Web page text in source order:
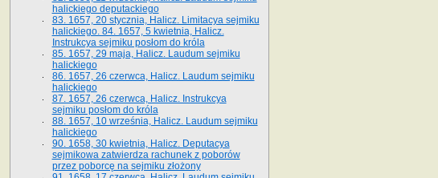
halickiego deputackiego
83. 1657, 20 stycznia, Halicz. Limitacya sejmiku
halickiego. 84. 1657, 5 kwietnia, Halicz.
Instrukcya sejmiku posłom do króla
85. 1657, 29 maja, Halicz. Laudum sejmiku
halickiego
86. 1657, 26 czerwca, Halicz. Laudum sejmiku
halickiego
87. 1657, 26 czerwca, Halicz. Instrukcya
sejmiku posłom do króla
88. 1657, 10 września, Halicz. Laudum sejmiku
halickiego
90. 1658, 30 kwietnia, Halicz. Deputacya
sejmikowa zatwierdza rachunek z poborów
przez poborcę na sejmiku złożony